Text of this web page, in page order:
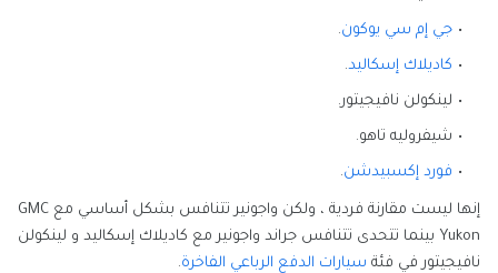
جي إم سي يوكون.
كاديلاك إسكاليد.
لينكولن نافيجيتور.
شيفروليه تاهو.
فورد إكسبيدشن.
إنها ليست مقارنة فردية ، ولكن واجونير تتنافس بشكل أساسي مع GMC
Yukon بينما تتحدى تتنافس جراند واجونير مع كاديلاك إسكاليد و لينكولن
نافيجيتور في فئة سيارات الدفع الرباعي الفاخرة.